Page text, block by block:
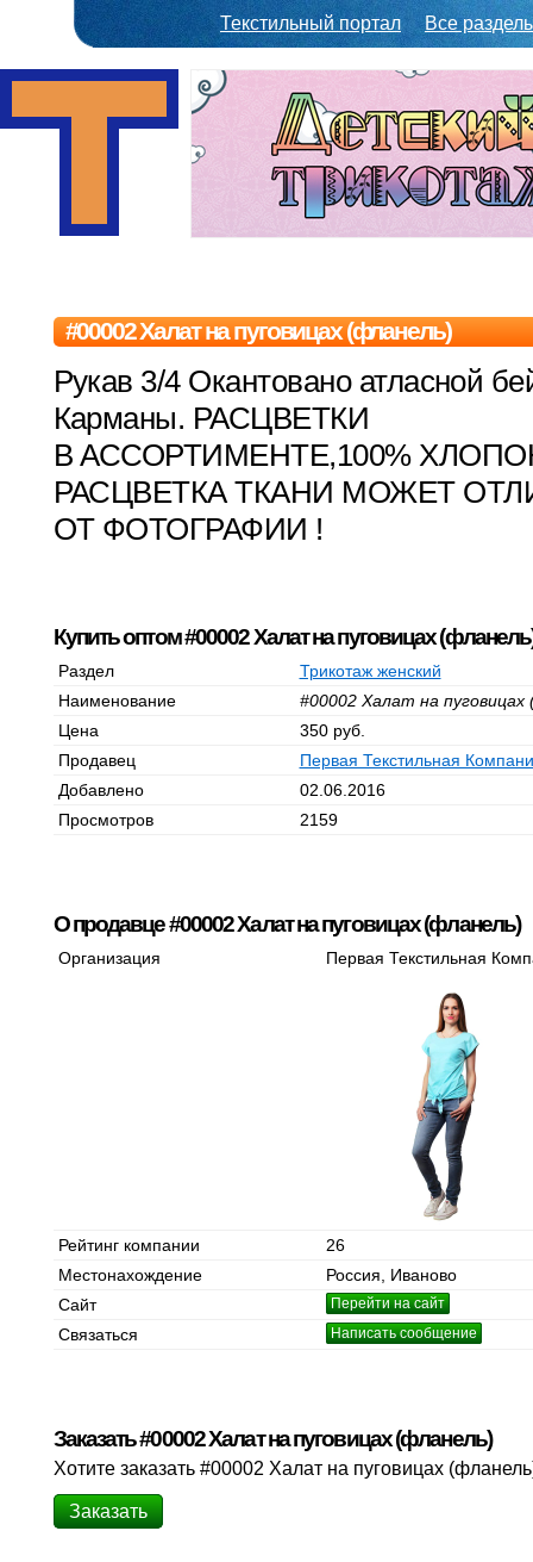
Текстильный портал Все
#00002 Халат на пуговицах (фланель)
Рукав 3/4 Окантовано атласной
Карманы. РАСЦВЕТКИ
В АССОРТИМЕНТЕ,100%
РАСЦВЕТКА ТКАНИ МОЖЕТ
ОТ ФОТОГРАФИИ !
Купить оптом #00002 Халат на пуговицах
Раздел
Трикотаж женский
Наименование
#00002 Халат на пуговицах
Цена
350 руб.
Продавец
Первая Текстильная
Добавлено
02.06.2016
Просмотров
2159
О продавце #00002 Халат на пуговицах (фланель)
Организация Первая Текстильная
Рейтинг компании
26
Местонахождение
Россия, Иваново
Сайт
Перейти на сайт
Связаться Написать сообщение
Заказать #00002 Халат на пуговицах (фланель)
Хотите заказать #00002 Халат на пуговицах
Заказать